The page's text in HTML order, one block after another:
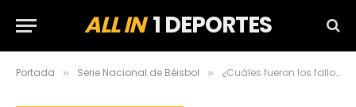
ALL IN1 DEPORTES
Portada » Serie Nacional de Béisbol » ¿Cuáles fueron los fallos de Industriales ante Pinar del Río?